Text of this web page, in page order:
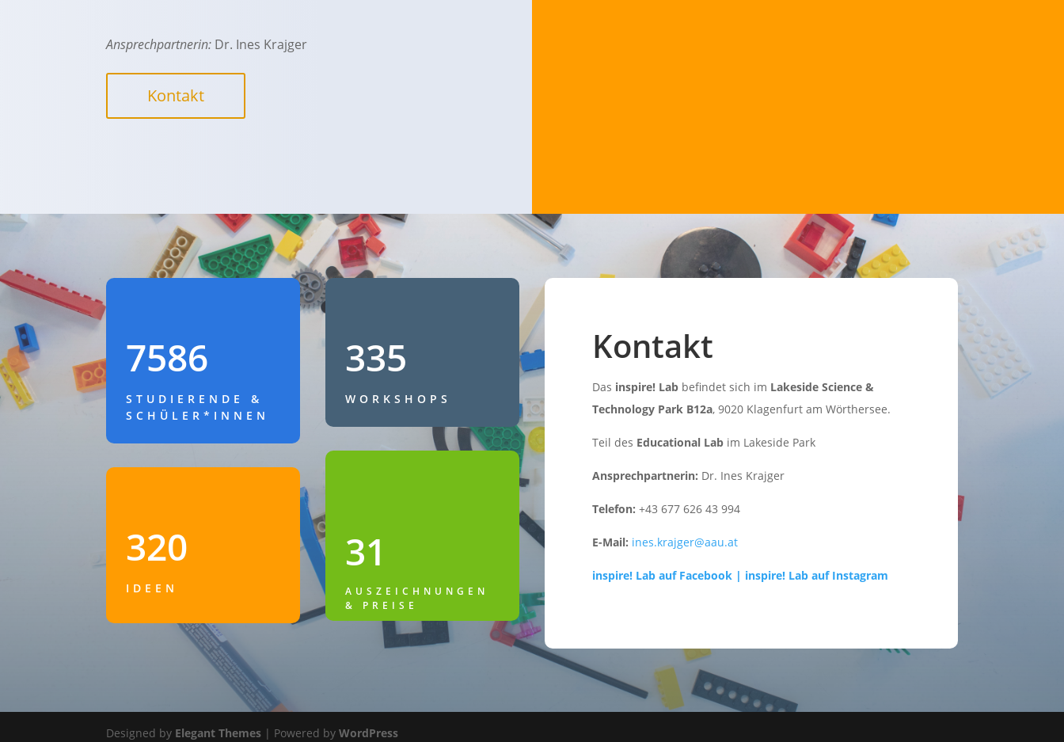
Ansprechpartnerin: Dr. Ines Krajger
Kontakt
7586
STUDIERENDE &
SCHÜLER*INNEN
320
IDEEN
335
WORKSHOPS
31
AUSZEICHNUNGEN
& PREISE
Kontakt
Das inspire! Lab befindet sich im Lakeside Science &
Technology Park B12a, 9020 Klagenfurt am Wörthersee.
Teil des Educational Lab im Lakeside Park
Ansprechpartnerin: Dr. Ines Krajger
Telefon:+43 677 626 43 994
E-Mail: ines.krajger@aau.at
inspire! Lab auf Facebook | inspire! Lab auf Instagram
Designed by Elegant Themes | Powered byWordPress